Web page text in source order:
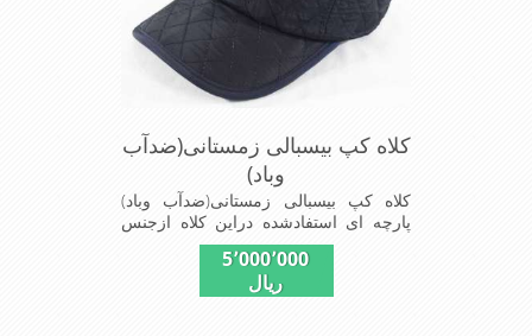
کلاه کپ بیسبالی زمستانی(ضدآب
وباد)
کلاه کپ بیسبالی زمستانی(ضدآب وباد)
پارچه ای استفادشده دراین کلاه ازجنس
ازجنس شمعی برای دوخت کاپشن بارانی
استفاده می شودبا آستر ضخیم که مناسب
5٬000٬000
ریال